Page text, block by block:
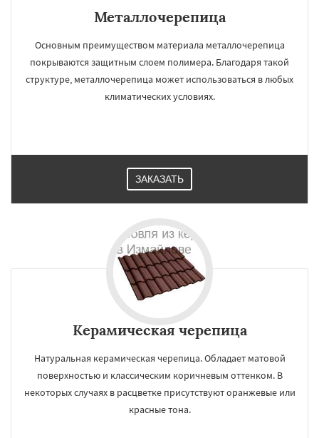
Металлочерепица
Основным преимуществом материала металлочерепица
покрываются защитным слоем полимера. Благодаря такой
структуре, металлочерепица может использоваться в любых
климатических условиях.
ЗАКАЗАТЬ
Керамическая черепица
Натуральная керамическая черепица. Обладает матовой
поверхностью и классическим коричневым оттенком. В
некоторых случаях в расцветке присутствуют оранжевые или
красные тона.